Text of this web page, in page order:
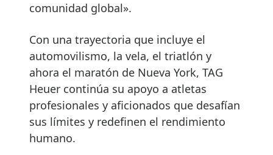
comunidad global».
Con una trayectoria que incluye el
automovilismo, la vela, el triatlón y
ahora el maratón de Nueva York, TAG
Heuer continúa su apoyo a atletas
profesionales y aficionados que desafían
sus límites y redefinen el rendimiento
humano.